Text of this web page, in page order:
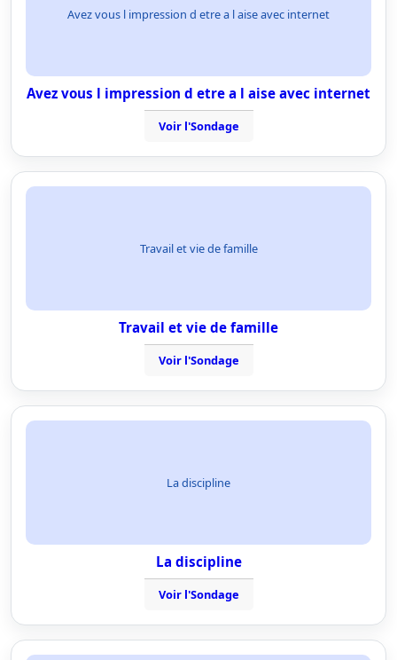
Avez vous l impression d etre a l aise avec internet
Avez vous l impression d etre a l aise avec internet
Voir l'Sondage
Travail et vie de famille
Travail et vie de famille
Voir l'Sondage
La discipline
La discipline
Voir l'Sondage